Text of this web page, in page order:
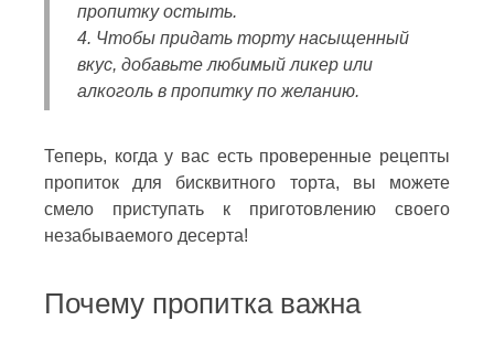
пропитку остыть.
4. Чтобы придать торту насыщенный
вкус, добавьте любимый ликер или
алкоголь в пропитку по желанию.
Теперь, когда у вас есть проверенные рецепты
пропиток для бисквитного торта, вы можете
смело приступать к приготовлению своего
незабываемого десерта!
Почему пропитка важна